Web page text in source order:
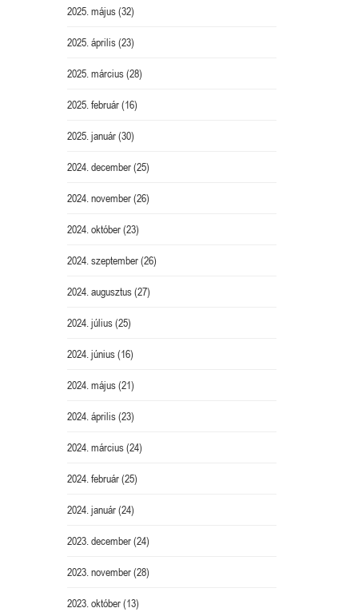
2025. május(32)
2025. április(23)
2025. március(28)
2025. február(16)
2025. január(30)
2024. december(25)
2024. november(26)
2024. október(23)
2024. szeptember(26)
2024. augusztus(27)
2024. július(25)
2024. június(16)
2024. május(21)
2024. április(23)
2024. március(24)
2024. február(25)
2024. január(24)
2023. december(24)
2023. november(28)
2023. október(13)